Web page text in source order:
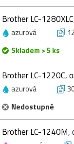
Brother LC-
azurová
Skladem > 5 ks
Brother LC-1220C,
azurová
Nedostupné
Brother LC-1240M,